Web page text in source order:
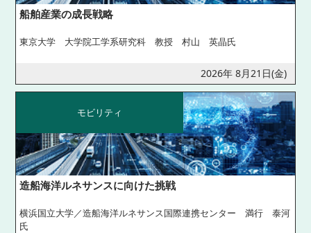
船舶産業の成長戦略
東京大学 大学院工学系研究科 教授 村山 英晶氏
2026年 8月21日(金)
モビリティ
造船海洋ルネサンスに向けた挑戦
横浜国立大学／造船海洋ルネサンス国際連携センター 満行 泰河
氏